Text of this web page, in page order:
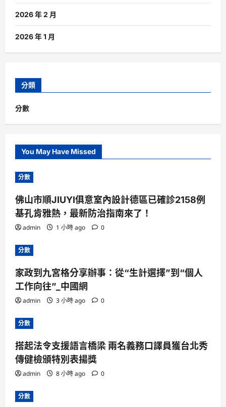
2026 年 2 月
2026 年 1 月
分類
分數
You May Have Missed
分數
佛山市順JIUYI俱意室內設計德區已確診2158例
基孔肯雅熱，最新防治指南來了！
admin 1 小時 ago 0
分數
家政到九宮格分享辦事：從“生計選擇”到“個人
工作向往”_中國網
admin 3 小時 ago 0
分數
搭起法令支援語言橋梁 兩名義務口譯員獲台北秀
傳健檢頒特別表揚獎
admin 8 小時 ago 0
分數